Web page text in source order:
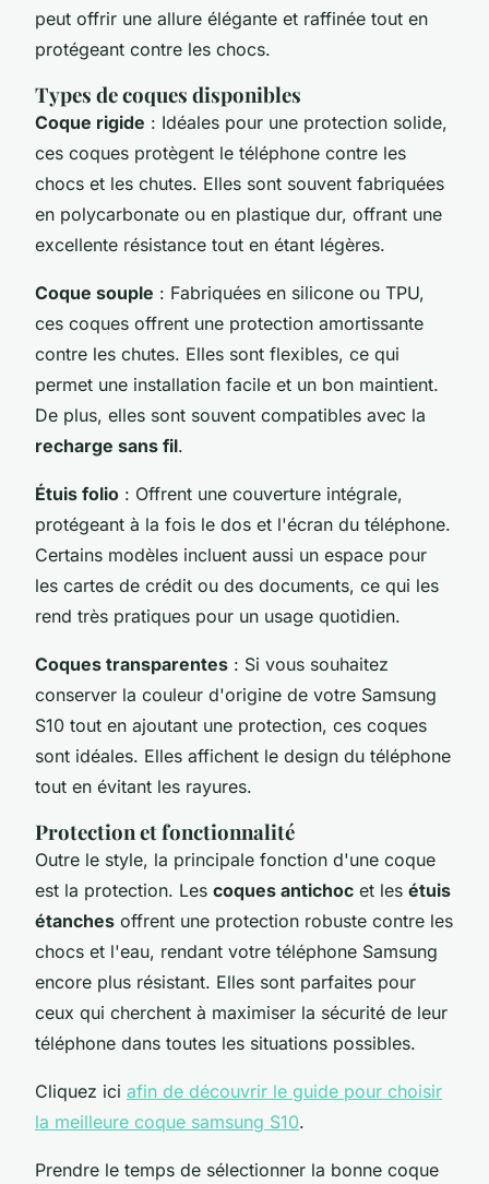
peut offrir une allure élégante et raffinée tout en
protégeant contre les chocs.
Types de coques disponibles
Coque rigide : Idéales pour une protection solide,
ces coques protègent le téléphone contre les
chocs et les chutes. Elles sont souvent fabriquées
en polycarbonate ou en plastique dur, offrant une
excellente résistance tout en étant légères.
Coque souple : Fabriquées en silicone ou TPU,
ces coques offrent une protection amortissante
contre les chutes. Elles sont flexibles, ce qui
permet une installation facile et un bon maintient.
De plus, elles sont souvent compatibles avec la
recharge sans fil.
Étuis folio : Offrent une couverture intégrale,
protégeant à la fois le dos et l'écran du téléphone.
Certains modèles incluent aussi un espace pour
les cartes de crédit ou des documents, ce qui les
rend très pratiques pour un usage quotidien.
Coques transparentes : Si vous souhaitez
conserver la couleur d'origine de votre Samsung
S10 tout en ajoutant une protection, ces coques
sont idéales. Elles affichent le design du téléphone
tout en évitant les rayures.
Protection et fonctionnalité
Outre le style, la principale fonction d'une coque
est la protection. Les coques antichoc et les étuis
étanches offrent une protection robuste contre les
chocs et l'eau, rendant votre téléphone Samsung
encore plus résistant. Elles sont parfaites pour
ceux qui cherchent à maximiser la sécurité de leur
téléphone dans toutes les situations possibles.
Cliquez ici afin de découvrir le guide pour choisir
la meilleure coque samsung S10.
Prendre le temps de sélectionner la bonne coque